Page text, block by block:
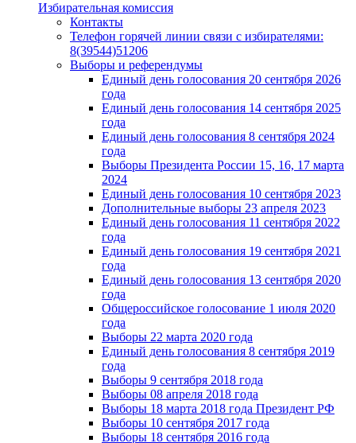
Избирательная комиссия
Контакты
Телефон горячей линии связи с избирателями:
8(39544)51206
Выборы и референдумы
Единый день голосования 20 сентября 2026
года
Единый день голосования 14 сентября 2025
года
Единый день голосования 8 сентября 2024
года
Выборы Президента России 15, 16, 17 марта
2024
Единый день голосования 10 сентября 2023
Дополнительные выборы 23 апреля 2023
Единый день голосования 11 сентября 2022
года
Единый день голосования 19 сентября 2021
года
Единый день голосования 13 сентября 2020
года
Общероссийское голосование 1 июля 2020
года
Выборы 22 марта 2020 года
Единый день голосования 8 сентября 2019
года
Выборы 9 сентября 2018 года
Выборы 08 апреля 2018 года
Выборы 18 марта 2018 года Президент РФ
Выборы 10 сентября 2017 года
Выборы 18 сентября 2016 года